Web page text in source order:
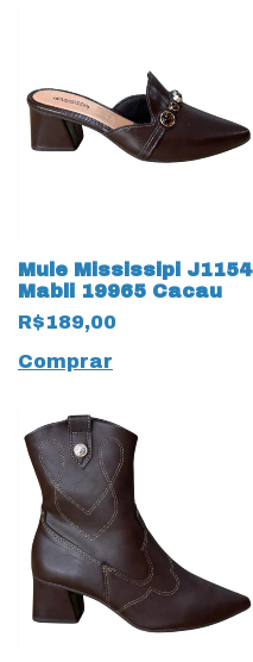
Mule Mississipi J1154
Mabli 19965 Cacau
R$189,00
Comprar